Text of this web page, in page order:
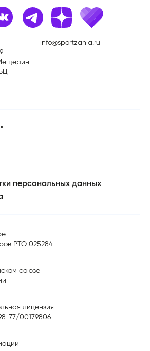
info@sportzania.ru
персональных данных
РТО 025284
союзе
лицензия
77/00179806